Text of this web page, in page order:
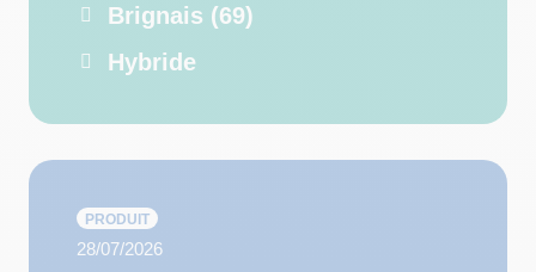
Brignais (69)
Hybride
PRODUIT
28/07/2026